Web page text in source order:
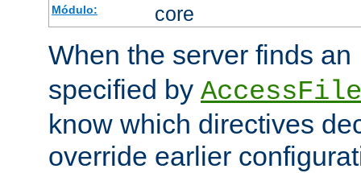
Módulo: core
When the server finds an
specified by
know which directives
override earlier